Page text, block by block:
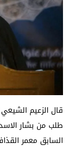
قال الزعيم الشيعي
طلب من بشار
السابق معمر